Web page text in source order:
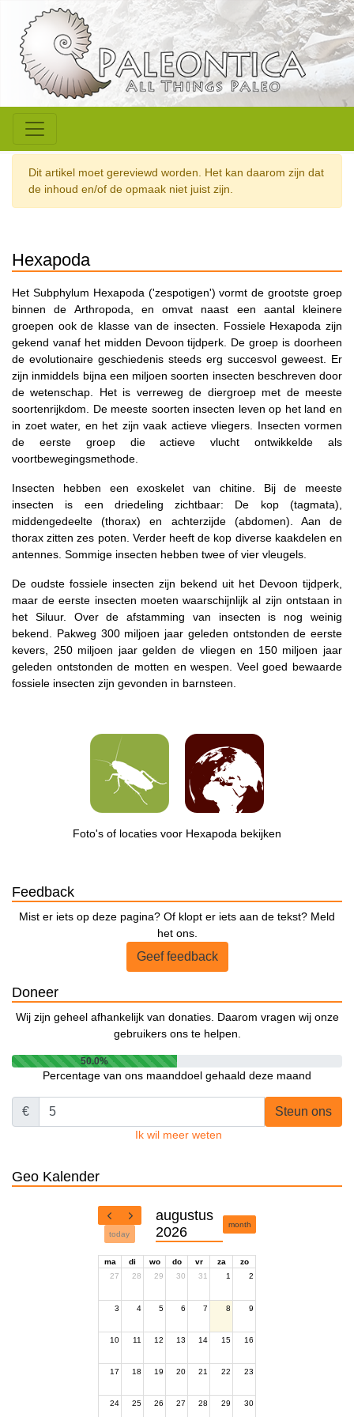
Dit artikel moet gereviewd worden. Het kan daarom zijn dat
de inhoud en/of de opmaak niet juist zijn.
Hexapoda
Het Subphylum Hexapoda ('zespotigen') vormt de grootste groep
binnen de Arthropoda, en omvat naast een aantal kleinere
groepen ook de klasse van de insecten. Fossiele Hexapoda zijn
gekend vanaf het midden Devoon tijdperk. De groep is doorheen
de evolutionaire geschiedenis steeds erg succesvol geweest. Er
zijn inmiddels bijna een miljoen soorten insecten beschreven door
de wetenschap. Het is verreweg de diergroep met de meeste
soortenrijkdom. De meeste soorten insecten leven op het land en
in zoet water, en het zijn vaak actieve vliegers. Insecten vormen
de eerste groep die actieve vlucht ontwikkelde als
voortbewegingsmethode.
Insecten hebben een exoskelet van chitine. Bij de meeste
insecten is een driedeling zichtbaar: De kop (tagmata),
middengedeelte (thorax) en achterzijde (abdomen). Aan de
thorax zitten zes poten. Verder heeft de kop diverse kaakdelen en
antennes. Sommige insecten hebben twee of vier vleugels.
De oudste fossiele insecten zijn bekend uit het Devoon tijdperk,
maar de eerste insecten moeten waarschijnlijk al zijn ontstaan in
het Siluur. Over de afstamming van insecten is nog weinig
bekend. Pakweg 300 miljoen jaar geleden ontstonden de eerste
kevers, 250 miljoen jaar gelden de vliegen en 150 miljoen jaar
geleden ontstonden de motten en wespen. Veel goed bewaarde
fossiele insecten zijn gevonden in barnsteen.
Foto's of locaties voor Hexapoda bekijken
Feedback
Mist er iets op deze pagina? Of klopt er iets aan de tekst? Meld
het ons.
Geef feedback
Doneer
Wij zijn geheel afhankelijk van donaties. Daarom vragen wij onze
gebruikers ons te helpen.
50.0%
Percentage van ons maanddoel gehaald deze maand
€ Steun ons
Ik wil meer weten
Geo Kalender
today
augustus
2026
month
ma di wo do vr za
zo
27
28 29 30 31 1 2
3 4 5 6 7 8 9
10 11 12 13 14 15 16
17 18 19 20 21 22 23
24 25 26 27 28 29 30